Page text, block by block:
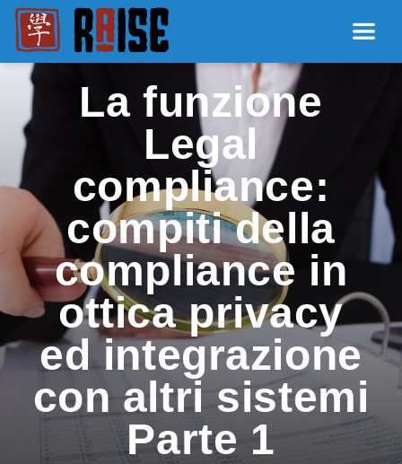
La funzione
Legal
compliance:
compiti della
compliance in
ottica privacy
ed integrazione
con altri sistemi
Parte 1